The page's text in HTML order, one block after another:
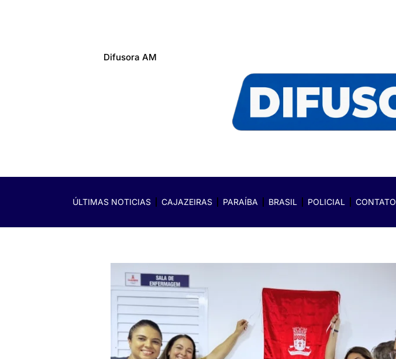
Difusora AM
ÚLTIMAS NOTICIAS CAJAZEIRAS PARAÍBA BRASIL POLICIAL CONTATO